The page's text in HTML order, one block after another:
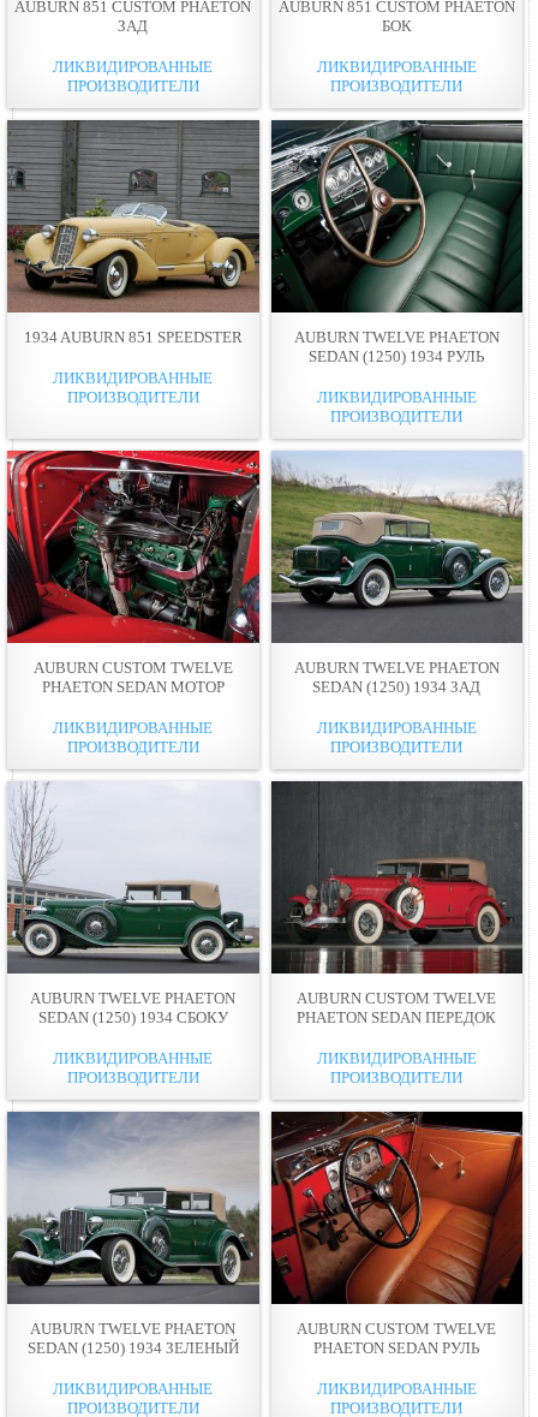
AUBURN 851 CUSTOM PHAETON
ЗАД
ЛИКВИДИРОВАННЫЕ
ПРОИЗВОДИТЕЛИ
AUBURN 851 CUSTOM PHAETON
БОК
ЛИКВИДИРОВАННЫЕ
ПРОИЗВОДИТЕЛИ
1934 AUBURN 851 SPEEDSTER
ЛИКВИДИРОВАННЫЕ
ПРОИЗВОДИТЕЛИ
AUBURN TWELVE PHAETON
SEDAN (1250) 1934 РУЛЬ
ЛИКВИДИРОВАННЫЕ
ПРОИЗВОДИТЕЛИ
AUBURN CUSTOM TWELVE
PHAETON SEDAN МОТОР
ЛИКВИДИРОВАННЫЕ
ПРОИЗВОДИТЕЛИ
AUBURN TWELVE PHAETON
SEDAN (1250) 1934 ЗАД
ЛИКВИДИРОВАННЫЕ
ПРОИЗВОДИТЕЛИ
AUBURN TWELVE PHAETON
SEDAN (1250) 1934 СБОКУ
ЛИКВИДИРОВАННЫЕ
ПРОИЗВОДИТЕЛИ
AUBURN CUSTOM TWELVE
PHAETON SEDAN ПЕРЕДОК
ЛИКВИДИРОВАННЫЕ
ПРОИЗВОДИТЕЛИ
AUBURN TWELVE PHAETON
SEDAN (1250) 1934 ЗЕЛЕНЫЙ
ЛИКВИДИРОВАННЫЕ
ПРОИЗВОДИТЕЛИ
AUBURN CUSTOM TWELVE
PHAETON SEDAN РУЛЬ
ЛИКВИДИРОВАННЫЕ
ПРОИЗВОДИТЕЛИ